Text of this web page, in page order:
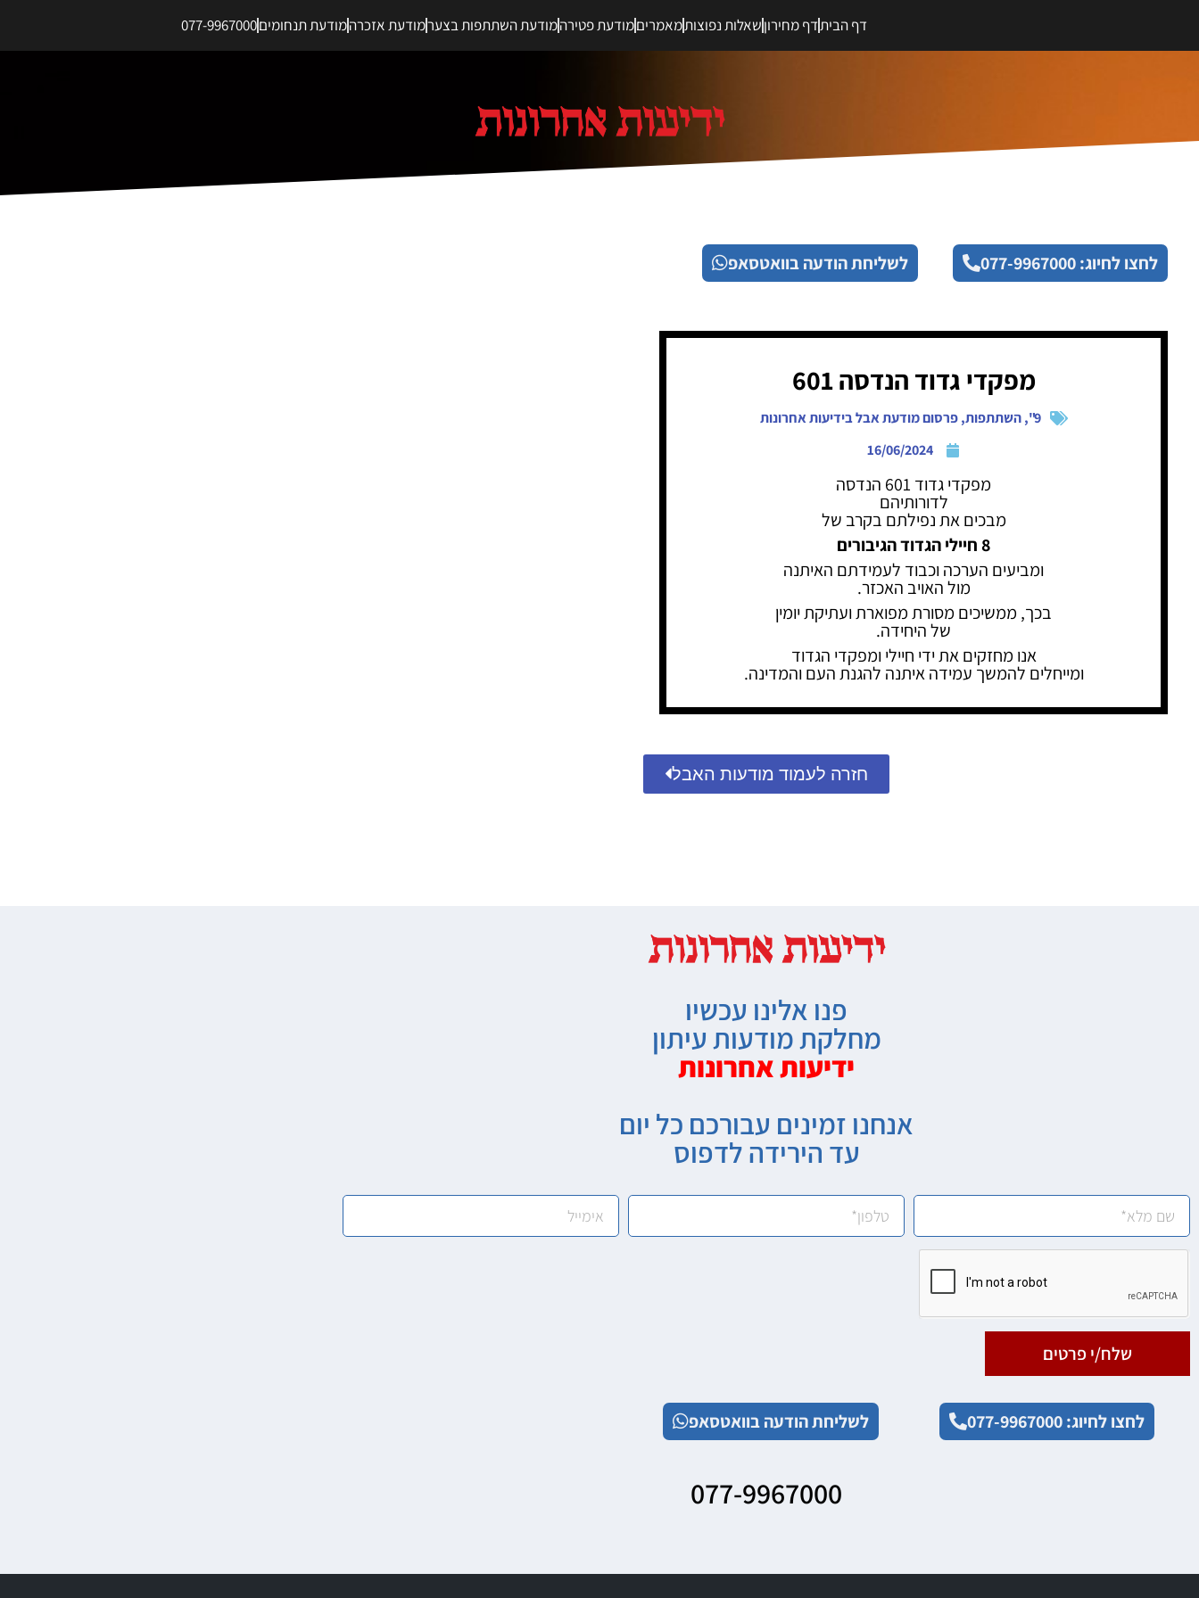
דף הביתדף מחירוןשאלות נפוצותמאמריםמודעת פטירהמודעת השתתפות בצערמודעת אזכרהמודעת תנחומים077-9967000
לחצו לחיוג: 077-9967000 לשליחת הודעה בוואטסאפ
מפקדי גדוד הנדסה 601
9"
,השתתפות,פרסום מודעת אבל בידיעות אחרונות
16/06/2024
מפקדי גדוד 601 הנדסה
לדורותיהם
מבכים את נפילתם בקרב של
8 חיילי הגדוד הגיבורים
ומביעים הערכה וכבוד לעמידתם האיתנה
מול האויב האכזר.
בכך, ממשיכים מסורת מפוארת ועתיקת יומין
של היחידה.
אנו מחזקים את ידי חיילי ומפקדי הגדוד
ומייחלים להמשך עמידה איתנה להגנת העם והמדינה.
חזרה לעמוד מודעות האבל
פנו אלינו עכשיו
מחלקת מודעות עיתון
ידיעות אחרונות
אנחנו זמינים עבורכם כל יום
עד הירידה לדפוס
שלח/י פרטים
לחצו לחיוג: 077-9967000 לשליחת הודעה בוואטסאפ
077-9967000